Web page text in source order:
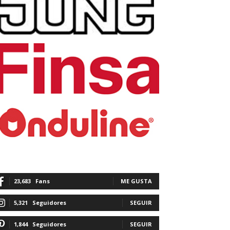
23,683 Fans ME GUSTA
5,321 Seguidores SEGUIR
1,844 Seguidores SEGUIR